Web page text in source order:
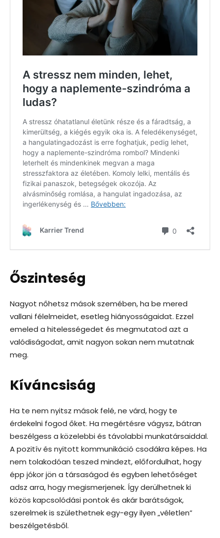
Őszinteség
Nagyot nőhetsz mások szemében, ha be mered
vallani félelmeidet, esetleg hiányosságaidat. Ezzel
emeled a hitelességedet és megmutatod azt a
valódiságodat, amit nagyon sokan nem mutatnak
meg.
Kíváncsiság
Ha te nem nyitsz mások felé, ne várd, hogy te
érdekelni fogod őket. Ha megértésre vágysz, bátran
beszélgess a közelebbi és távolabbi munkatársaiddal.
A pozitív és nyitott kommunikáció csodákra képes. Ha
nem tolakodóan teszed mindezt, előfordulhat, hogy
épp jókor jön a társaságod és egyben lehetőséget
adsz arra, hogy megismerjenek. Így derülhetnek ki
közös kapcsolódási pontok és akár barátságok,
szerelmek is születhetnek egy-egy ilyen „véletlen”
beszélgetésből.